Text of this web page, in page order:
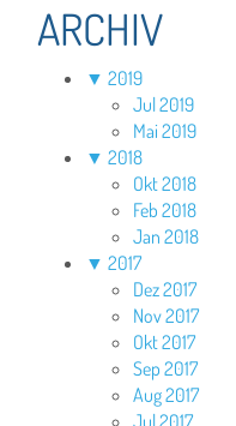
ARCHIV
▼ 2019
Jul 2019
Mai 2019
▼ 2018
Okt 2018
Feb 2018
Jan 2018
▼ 2017
Dez 2017
Nov 2017
Okt 2017
Sep 2017
Aug 2017